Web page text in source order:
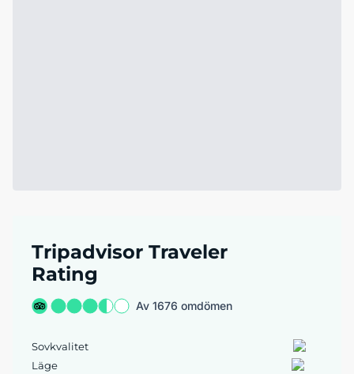
Tripadvisor Traveler
Rating
Av 1676 omdömen
Sovkvalitet
Läge